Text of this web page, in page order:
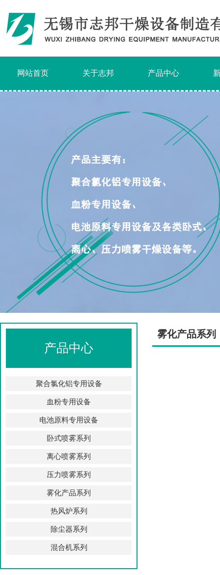
网站首页 关于志邦 产品中心
产品中心
聚合氯化铝专用设备
血粉专用设备
电池原料专用设备
卧式喷雾系列
离心喷雾系列
压力喷雾系列
雾化产品系列
热风炉系列
除尘器系列
混合机系列
雾化产品系列